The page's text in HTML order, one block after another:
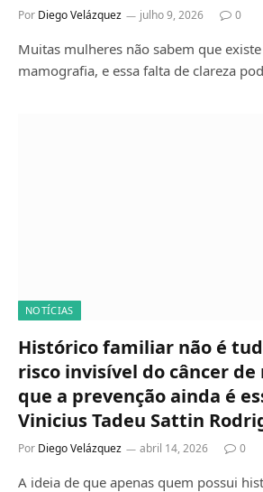
Por Diego Velázquez julho 9, 2026 0
Muitas mulheres não sabem que
mamografia, e essa falta de clareza
NOTÍCIAS
Histórico familiar não é
risco invisível do câncer
que a prevenção ainda é
Vinicius Tadeu Sattin
Por Diego Velázquez abril 14, 2026 0
A ideia de que apenas quem possui